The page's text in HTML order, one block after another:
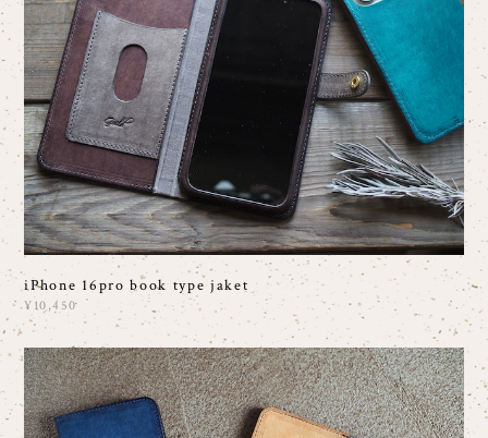
iPhone 16pro book type jaket
¥10,450